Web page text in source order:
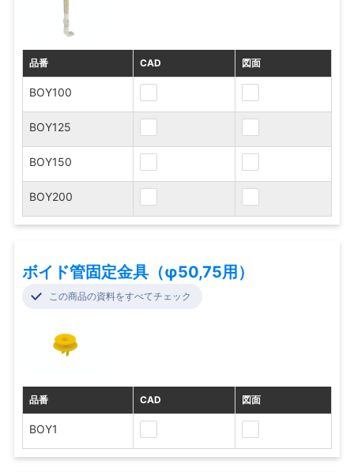
品番 CAD 図面
BOY100
BOY125
BOY150
BOY200
ボイド管固定金具（φ50,75用）
この商品の資料をすべてチェック
品番 CAD 図面
BOY1